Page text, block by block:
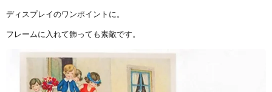
ディスプレイのワンポイントに。
フレームに入れて飾っても素敵です。